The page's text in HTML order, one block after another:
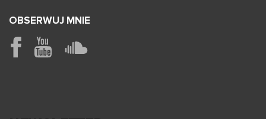
OBSERWUJ MNIE